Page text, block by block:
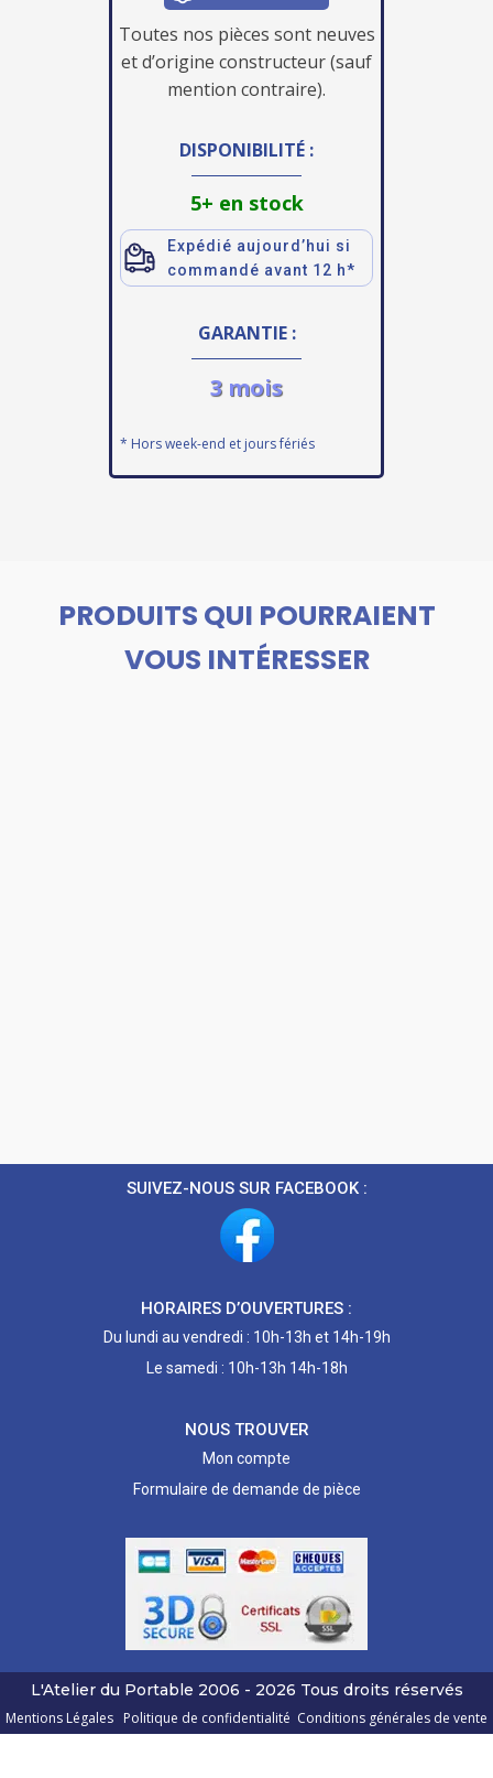
Toutes nos pièces sont neuves
et d’origine constructeur (sauf
mention contraire).
DISPONIBILITÉ :
5+ en stock
Expédié aujourd’hui si
commandé avant 12 h*
GARANTIE :
3 mois
* Hors week-end et jours fériés
PRODUITS QUI POURRAIENT
VOUS INTÉRESSER
SUIVEZ-NOUS SUR FACEBOOK :
HORAIRES D’OUVERTURES :
Du lundi au vendredi : 10h-13h et 14h-19h
Le samedi : 10h-13h 14h-18h
NOUS TROUVER
Mon compte
Formulaire de demande de pièce
L'Atelier du Portable 2006 - 2026 Tous droits réservés
Mentions Légales Politique de confidentialité Conditions générales de vente